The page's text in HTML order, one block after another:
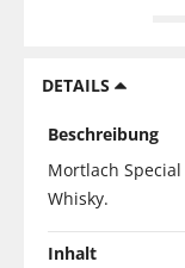
DETAILS
Beschreibung
Mortlach
Whisky.
Inhalt